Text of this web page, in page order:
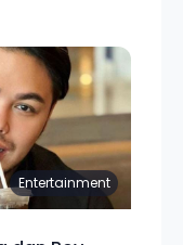
Entertainment